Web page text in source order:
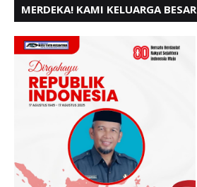
MERDEKA! KAMI KELUARGA